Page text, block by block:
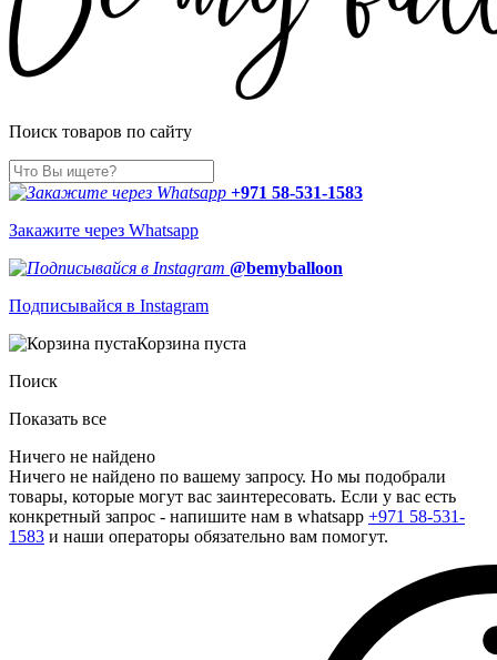
Поиск товаров по сайту
+971 58-531-1583
Закажите через Whatsapp
@bemyballoon
Подписывайся в Instagram
Корзина пуста
Поиск
Показать все
Ничего не найдено
Ничего не найдено по вашему запросу. Но мы подобрали
товары, которые могут вас заинтересовать. Если у вас есть
конкретный запрос - напишите нам в whatsapp +971 58-531-
1583 и наши операторы обязательно вам помогут.